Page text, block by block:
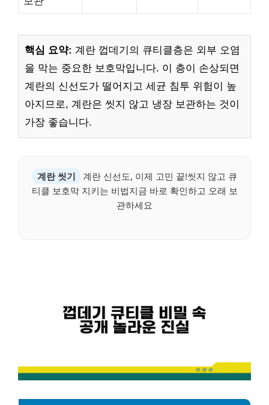
핵심 요약: 계란 껍데기의 큐티클층은 외부 오염
을 막는 중요한 보호막입니다. 이 층이 손상되면
계란의 신선도가 떨어지고 세균 침투 위험이 높
아지므로, 계란은 씻지 않고 냉장 보관하는 것이
가장 좋습니다.
계란 씻기
계란 신선도, 이제 고민 끝!씻지 않고 큐
티클 보호막 지키는 비법지금 바로 확인하고 오래 보
관하세요